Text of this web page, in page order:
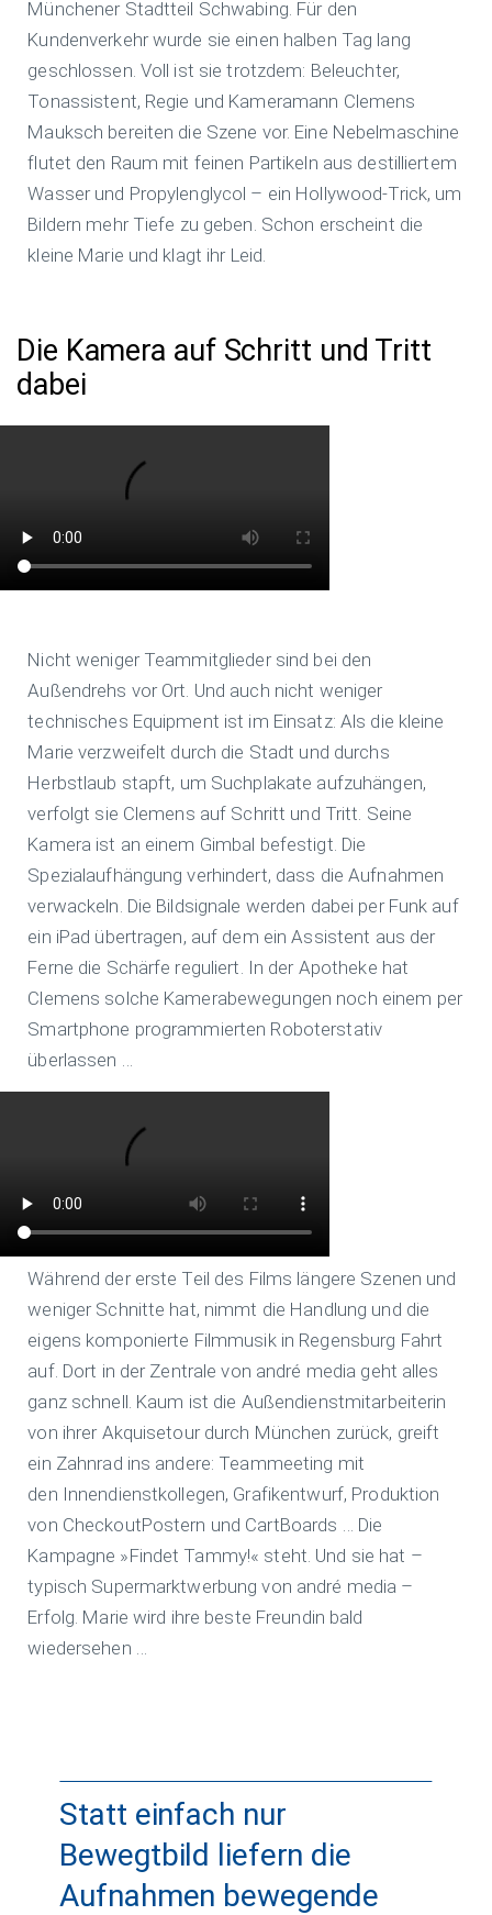
Münchener Stadtteil Schwabing. Für den
Kundenverkehr wurde sie einen halben Tag lang
geschlossen. Voll ist sie trotzdem: Beleuchter,
Tonassistent, Regie und Kameramann Clemens
Mauksch bereiten die Szene vor. Eine Nebelmaschine
flutet den Raum mit feinen Partikeln aus destilliertem
Wasser und Propylenglycol – ein Hollywood-Trick, um
Bildern mehr Tiefe zu geben. Schon erscheint die
kleine Marie und klagt ihr Leid.
Die Kamera auf Schritt und Tritt
dabei
Nicht weniger Teammitglieder sind bei den
Außendrehs vor Ort. Und auch nicht weniger
technisches Equipment ist im Einsatz: Als die kleine
Marie verzweifelt durch die Stadt und durchs
Herbstlaub stapft, um Suchplakate aufzuhängen,
verfolgt sie Clemens auf Schritt und Tritt. Seine
Kamera ist an einem Gimbal befestigt. Die
Spezialaufhängung verhindert, dass die Aufnahmen
verwackeln. Die Bildsignale werden dabei per Funk auf
ein iPad übertragen, auf dem ein Assistent aus der
Ferne die Schärfe reguliert. In der Apotheke hat
Clemens solche Kamerabewegungen noch einem per
Smartphone programmierten Roboterstativ
überlassen …
Während der erste Teil des Films längere Szenen und
weniger Schnitte hat, nimmt die Handlung und die
eigens komponierte Filmmusik in Regensburg Fahrt
auf. Dort in der Zentrale von andré media geht alles
ganz schnell. Kaum ist die Außendienstmitarbeiterin
von ihrer Akquisetour durch München zurück, greift
ein Zahnrad ins andere: Teammeeting mit
den Innendienstkollegen, Grafikentwurf, Produktion
von CheckoutPostern und CartBoards … Die
Kampagne »Findet Tammy!« steht. Und sie hat –
typisch Supermarktwerbung von andré media –
Erfolg. Marie wird ihre beste Freundin bald
wiedersehen …
Statt einfach nur
Bewegtbild liefern die
Aufnahmen bewegende